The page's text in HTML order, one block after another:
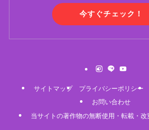
今すぐチェック！
サイトマップ プライバシーポリシー
お問い合わせ
当サイトの著作物の無断使用・転載・改